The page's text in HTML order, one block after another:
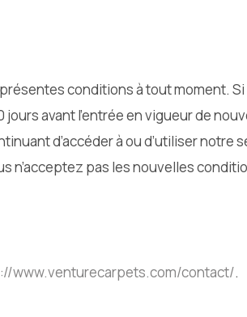
conditions à tout moment.
avant l’entrée en vigueur de
d’accéder à ou d’utiliser notre
n’acceptez pas les nouvelles
www.venturecarpets.com/contact/.